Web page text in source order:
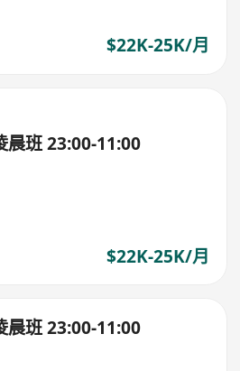
$22K-25K/月
晨班 23:00-11:00
$22K-25K/月
晨班 23:00-11:00